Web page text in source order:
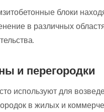
блоки
в различных
и перегородки
используют для
в жилых и